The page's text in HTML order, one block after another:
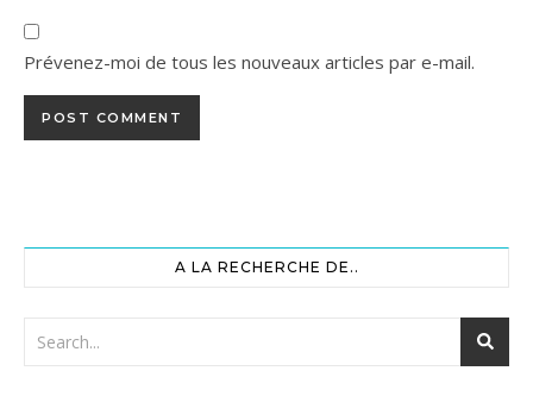
Prévenez-moi de tous les nouveaux articles par e-mail.
A LA RECHERCHE DE..